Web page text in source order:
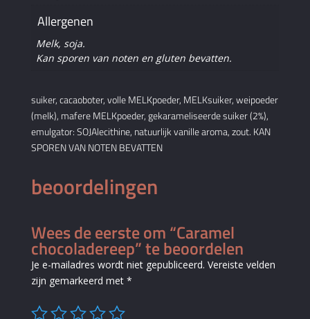
Allergenen
Melk, soja.
Kan sporen van noten en gluten bevatten.
suiker, cacaoboter, volle MELKpoeder, MELKsuiker, weipoeder
(melk), mafere MELKpoeder, gekarameliseerde suiker (2%),
emulgator: SOJAlecithine, natuurlijk vanille aroma, zout. KAN
SPOREN VAN NOTEN BEVATTEN
beoordelingen
Wees de eerste om “Caramel
chocoladereep” te beoordelen
Je e-mailadres wordt niet gepubliceerd. Vereiste velden
zijn gemarkeerd met *